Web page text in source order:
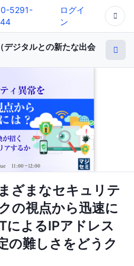
5291-
ログイ
ン
デジタルとの新たな出会
ざまなセキュリテ
の視点から迅速に
によるIPアドレス
の難しさをどうク